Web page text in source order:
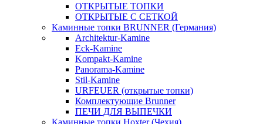
ОТКРЫТЫЕ ТОПКИ
ОТКРЫТЫЕ С СЕТКОЙ
Каминные топки BRUNNER (Германия)
Architektur-Kamine
Eck-Kamine
Kompakt-Kamine
Panorama-Kamine
Stil-Kamine
URFEUER (открытые топки)
Комплектующие Brunner
ПЕЧИ ДЛЯ ВЫПЕЧКИ
Каминные топки Hoxter (Чехия)